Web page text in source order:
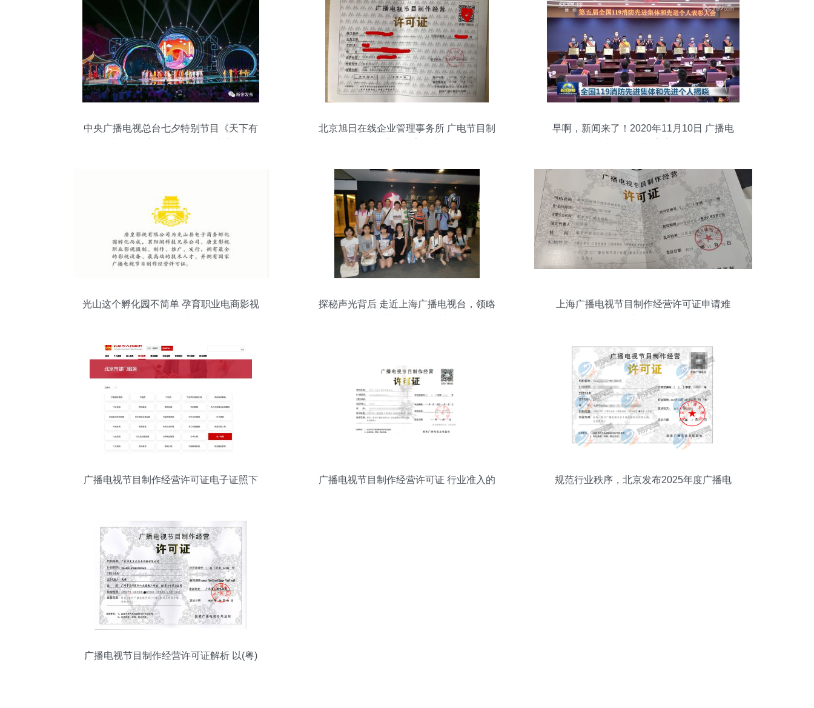
中央广播电视总台七夕特别节目《天下有
北京旭日在线企业管理事务所 广电节目制
早啊，新闻来了！2020年11月10日 广播电
光山这个孵化园不简单 孕育职业电商影视
探秘声光背后 走近上海广播电视台，领略
上海广播电视节目制作经营许可证申请难
广播电视节目制作经营许可证电子证照下
广播电视节目制作经营许可证 行业准入的
规范行业秩序，北京发布2025年度广播电
广播电视节目制作经营许可证解析 以(粤)